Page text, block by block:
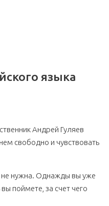
английском.
языка
Андрей Гуляев
свободно и чувствовать
не нужна. Однажды вы уже
поймете, за счет чего